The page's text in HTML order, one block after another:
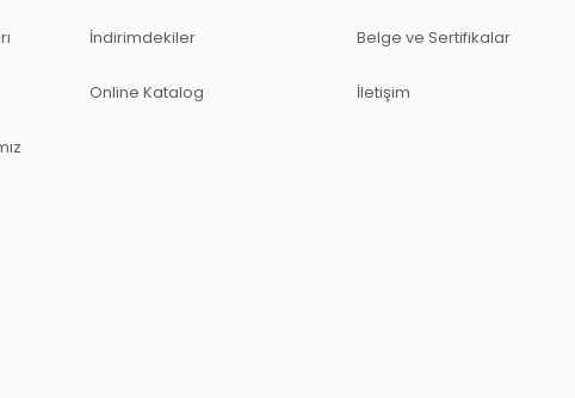
İndirimdekiler
Online Katalog
Belge ve Sertifikalar
İletişim